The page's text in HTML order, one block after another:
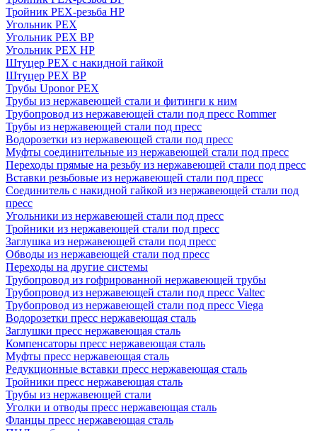
Тройник PEX-резьба НР
Угольник PEX
Угольник PEX ВР
Угольник PEX НР
Штуцер PEX c накидной гайкой
Штуцер PEX ВР
Трубы Uponor PEX
Трубы из нержавеющей стали и фитинги к ним
Трубопровод из нержавеющей стали под пресс Rommer
Трубы из нержавеющей стали под пресс
Водорозетки из нержавеющей стали под пресс
Муфты соединительные из нержавеющей стали под пресс
Переходы прямые на резьбу из нержавеющей стали под пресс
Вставки резьбовые из нержавеющей стали под пресс
Соединитель с накидной гайкой из нержавеющей стали под
пресс
Угольники из нержавеющей стали под пресс
Тройники из нержавеющей стали под пресс
Заглушка из нержавеющей стали под пресс
Обводы из нержавеющей стали под пресс
Переходы на другие системы
Трубопровод из гофрированной нержавеющей трубы
Трубопровод из нержавеющей стали под пресс Valtec
Трубопровод из нержавеющей стали под пресс Viega
Водорозетки пресс нержавеющая сталь
Заглушки пресс нержавеющая сталь
Компенсаторы пресс нержавеющая сталь
Муфты пресс нержавеющая сталь
Редукционные вставки пресс нержавеющая сталь
Тройники пресс нержавеющая сталь
Трубы из нержавеющей стали
Уголки и отводы пресс нержавеющая сталь
Фланцы пресс нержавеющая сталь